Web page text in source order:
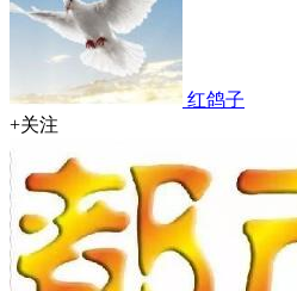
红鸽子
+关注